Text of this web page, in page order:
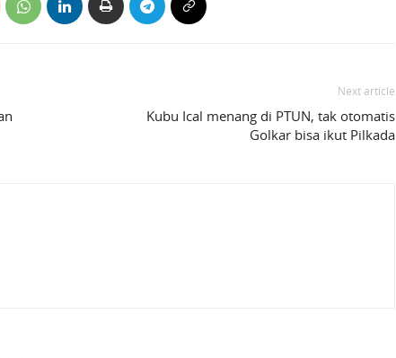
Next article
Kubu Ical menang di PTUN, tak otomatis
Golkar bisa ikut Pilkada